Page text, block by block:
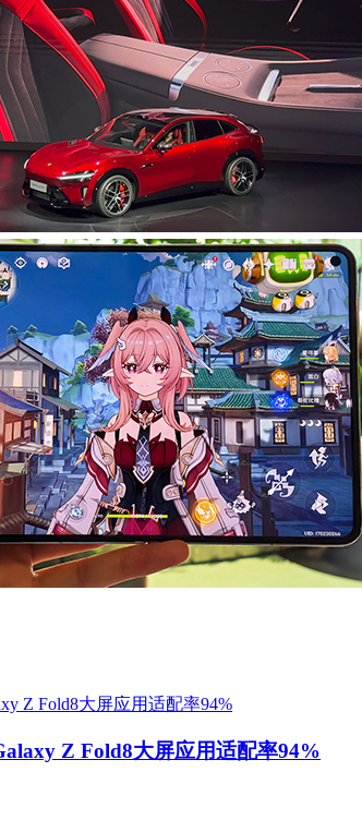
Z Fold8大屏应用适配率94%